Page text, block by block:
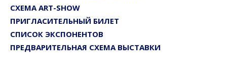
СХЕМА ART-SHOW
ПРИГЛАСИТЕЛЬНЫЙ БИЛЕТ
СПИСОК ЭКСПОНЕНТОВ
ПРЕДВАРИТЕЛЬНАЯ СХЕМА ВЫСТАВКИ